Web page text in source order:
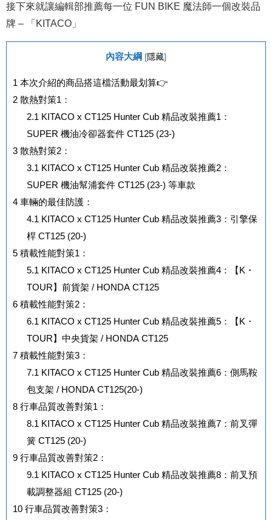
接下來就讓編輯部推薦每一位 FUN BIKE 魔法師一個改裝品
牌 – 「KITACO」
內容大綱 [隱藏]
1 本次介紹的商品搭這檔活動最划算👉
2 散熱對策1：
2.1
KITACO x CT125 Hunter Cub 精品改裝推薦1：
SUPER 機油冷卻器套件 CT125 (23-)
3 散熱對策2：
3.1
KITACO x CT125 Hunter Cub 精品改裝推薦2：
SUPER 機油幫浦套件 CT125 (23-) 等車款
4 車輛的最佳防護：
4.1
KITACO x CT125 Hunter Cub 精品改裝推薦3：引擎保
桿 CT125 (20-)
5 積載性能對策1：
5.1
KITACO x CT125 Hunter Cub 精品改裝推薦4：【K・
TOUR】前貨架 / HONDA CT125
6 積載性能對策2：
6.1
KITACO x CT125 Hunter Cub 精品改裝推薦5：【K・
TOUR】中央貨架 / HONDA CT125
7 積載性能對策3：
7.1
KITACO x CT125 Hunter Cub 精品改裝推薦6：側馬鞍
包支架 / HONDA CT125(20-)
8 行車品質改善對策1：
8.1
KITACO x CT125 Hunter Cub 精品改裝推薦7：前叉彈
簧 CT125 (20-)
9 行車品質改善對策2：
9.1
KITACO x CT125 Hunter Cub 精品改裝推薦8：前叉預
載調整器組 CT125 (20-)
10 行車品質改善對策3：